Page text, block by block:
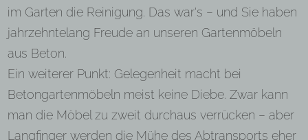
im Garten die Reinigung. Das war's – und Sie haben
jahrzehntelang Freude an unseren Gartenmöbeln
aus Beton.
Ein weiterer Punkt: Gelegenheit macht bei
Betongartenmöbeln meist keine Diebe. Zwar kann
man die Möbel zu zweit durchaus verrücken – aber
Langfinger werden die Mühe des Abtransports eher